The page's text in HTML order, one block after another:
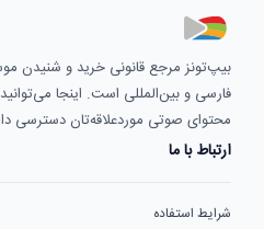
بیپ‌تونز مرجع قانونی خرید و شنیدن
فارسی و بین‌المللی است. اینجا
محتوای صوتی موردعلاقه‌تان دسترسی
ارتباط با ما
شرایط استفاده